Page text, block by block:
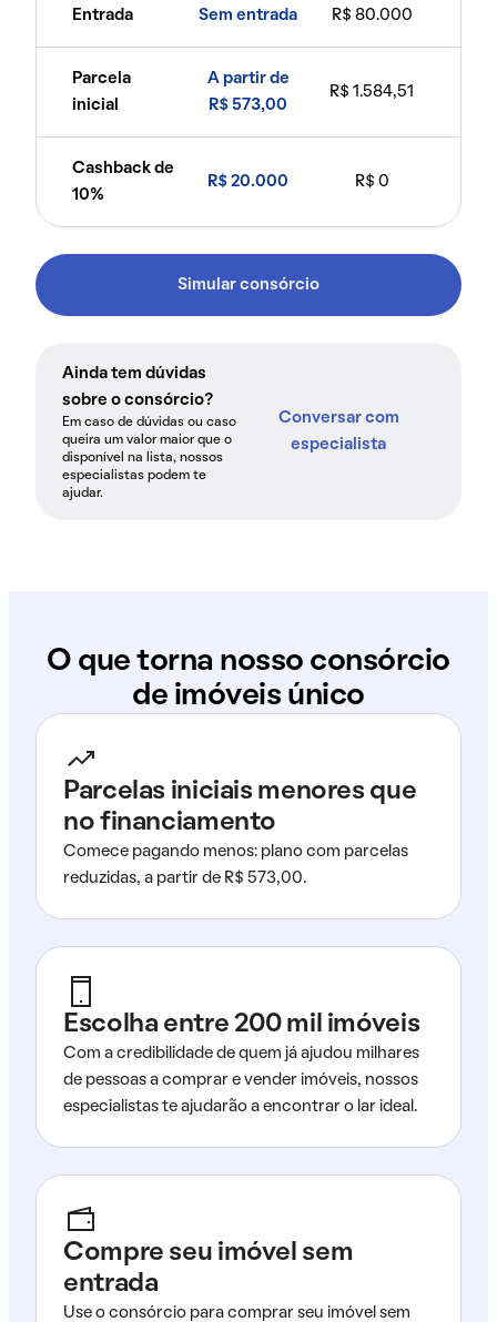
Entrada Sem entrada R$ 80.000
Parcela
inicial
A partir de
R$ 573,00
R$ 1.584,51
Cashback de
10%
R$ 20.000 R$ 0
Simular consórcio
Ainda tem dúvidas
sobre o consórcio?
Em caso de dúvidas ou caso
queira um valor maior que o
disponível na lista, nossos
especialistas podem te
ajudar.
Conversar com
especialista
O que torna nosso consórcio
de imóveis único
Parcelas iniciais menores que
no financiamento
Comece pagando menos: plano com parcelas
reduzidas, a partir de R$ 573,00.
Escolha entre 200 mil imóveis
Com a credibilidade de quem já ajudou milhares
de pessoas a comprar e vender imóveis, nossos
especialistas te ajudarão a encontrar o lar ideal.
Compre seu imóvel sem
entrada
Use o consórcio para comprar seu imóvel sem